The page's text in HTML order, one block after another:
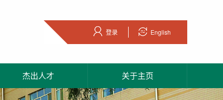
登录 English
杰出人才 关于主页